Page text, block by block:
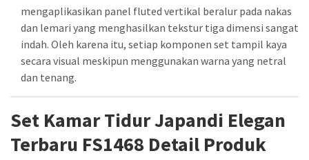
mengaplikasikan panel fluted vertikal beralur pada nakas
dan lemari yang menghasilkan tekstur tiga dimensi sangat
indah. Oleh karena itu, setiap komponen set tampil kaya
secara visual meskipun menggunakan warna yang netral
dan tenang.
Set Kamar Tidur Japandi Elegan
Terbaru FS1468 Detail Produk